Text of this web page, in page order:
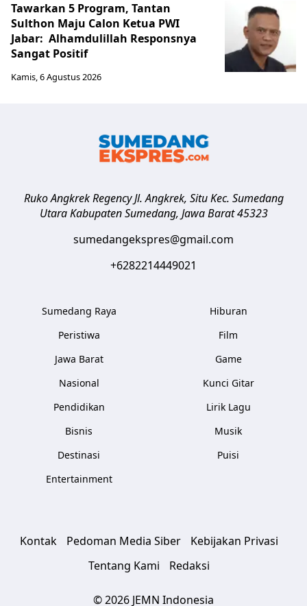
Tawarkan 5 Program, Tantan
Sulthon Maju Calon Ketua PWI
Jabar: Alhamdulillah Responsnya
Sangat Positif
Kamis, 6 Agustus 2026
Ruko Angkrek Regency Jl. Angkrek, Situ Kec. Sumedang
Utara Kabupaten Sumedang, Jawa Barat 45323
sumedangekspres@gmail.com
+6282214449021
Sumedang Raya
Peristiwa
Jawa Barat
Nasional
Pendidikan
Bisnis
Destinasi
Entertainment
Hiburan
Film
Game
Kunci Gitar
Lirik Lagu
Musik
Puisi
Kontak Pedoman Media Siber
Kebijakan Privasi
Tentang Kami
Redaksi
© 2026 JEMN Indonesia